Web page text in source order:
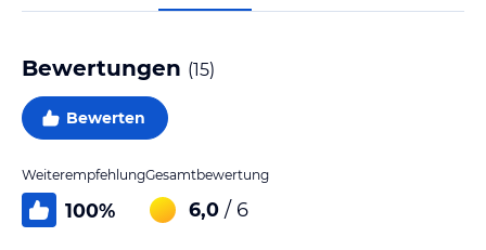
Bewertungen (15)
Bewerten
Weiterempfehlung
100%
Gesamtbewertung
6,0 / 6